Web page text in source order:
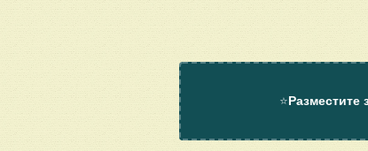
⭐Разместите